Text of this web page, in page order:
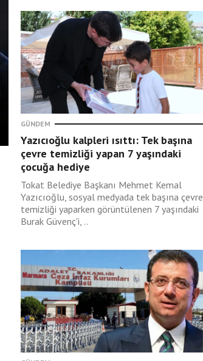
GÜNDEM
Yazıcıoğlu kalpleri ısıttı: Tek başına
çevre temizliği yapan 7 yaşındaki
çocuğa hediye
Tokat Belediye Başkanı Mehmet Kemal
Yazıcıoğlu, sosyal medyada tek başına çevre
temizliği yaparken görüntülenen 7 yaşındaki
Burak Güvenç'i, ..